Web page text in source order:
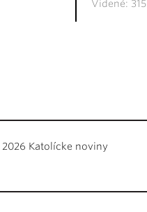
Videné: 315
Katolícke noviny